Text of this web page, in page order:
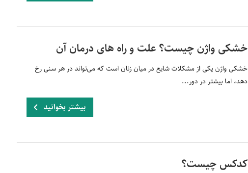
خشکی واژن چیست؟ علت و راه های درمان آن
خشکی واژن یکی از مشکلات شایع در میان زنان است که می‌تواند در هر سنی رخ
دهد، اما بیشتر در دور...
بیشتر بخوانید
کدکس چیست؟